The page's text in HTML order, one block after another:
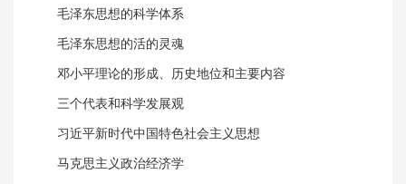
毛泽东思想的科学体系
毛泽东思想的活的灵魂
邓小平理论的形成、历史地位和主要内容
三个代表和科学发展观
习近平新时代中国特色社会主义思想
马克思主义政治经济学